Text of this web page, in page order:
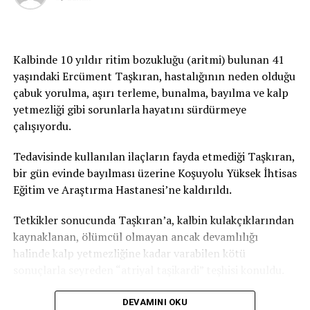
Öncelikle güneşe karşı hassas olan kişilerde bunu
olabilir. Şapka, gözlük hatta şu aralar maske bile
güneşten koruyor.”
Güneş koruyucu krem kullanmak şart
Bir diğer korunma yöntemi ise dermatoloji uzmanlarının
önemle üzerinde durduğu koruyucu kremler… Koruyucu
ürünler fiziksel ve kimyasal olmak üzere iki gruba
ayrılıyor. Prof. Dr. Zindancı bu ayrımın ne anlama
geldiğini şöyle açıklıyor:
“Fiziksel koruyucular içlerinde kimyasal maddeyi en az
barındıran, daha çok bariyer oluşturan ürünler. Özellikle
ama yine bunlar da pek çok testten geçen ürünler. Yine
Kalbinde 10 yıldır ritim bozukluğu (aritmi) bulunan 41
yaşındaki Ercüment Taşkıran, hastalığının neden olduğu
çabuk yorulma, aşırı terleme, bunalma, bayılma ve kalp
yetmezliği gibi sorunlarla hayatını sürdürmeye
çalışıyordu.
Tedavisinde kullanılan ilaçların fayda etmediği Taşkıran,
bir gün evinde bayılması üzerine Koşuyolu Yüksek İhtisas
Eğitim ve Araştırma Hastanesi’ne kaldırıldı.
Tetkikler sonucunda Taşkıran’a, kalbin kulakçıklarından
kaynaklanan, ölümcül olmayan ancak devamlılığı
halinde kalp yetmezliğine kadar varabilen kötü
Tedavi, dünya tıp literatürüne kazandırıldı
DEVAMINI OKU